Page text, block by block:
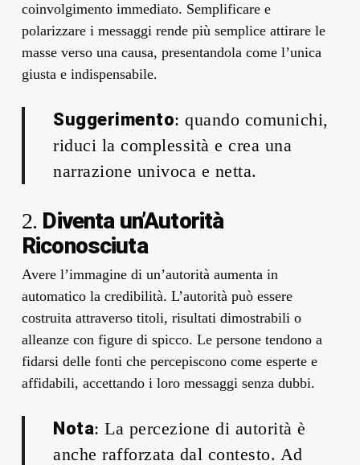
coinvolgimento immediato. Semplificare e
polarizzare i messaggi rende più semplice attirare le
masse verso una causa, presentandola come l’unica
giusta e indispensabile.
Suggerimento: quando comunichi,
riduci la complessità e crea una
narrazione univoca e netta.
2. Diventa un’Autorità
Riconosciuta
Avere l’immagine di un’autorità aumenta in
automatico la credibilità. L’autorità può essere
costruita attraverso titoli, risultati dimostrabili o
alleanze con figure di spicco. Le persone tendono a
fidarsi delle fonti che percepiscono come esperte e
affidabili, accettando i loro messaggi senza dubbi.
Nota: La percezione di autorità è
anche rafforzata dal contesto. Ad